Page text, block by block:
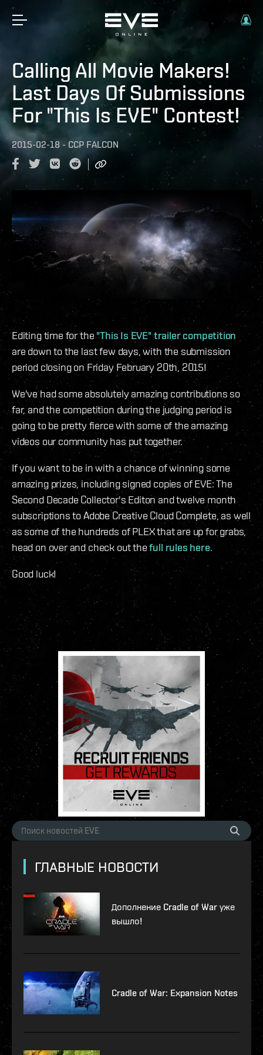
Calling All Movie Makers!
Last Days Of Submissions
For "This Is EVE" Contest!
2015-02-18 - CCP FALCON
Editing time for the"This Is EVE" trailer competition
are down to the last few days, with the submission
period closing on Friday February 20th, 2015!
We've had some absolutely amazing contributions so
far, and the competition during the judging period is
going to be pretty fierce with some of the amazing
videos our community has put together.
If you want to be in with a chance of winning some
amazing prizes, including signed copies of EVE: The
Second Decade Collector's Editon and twelve month
subscriptions to Adobe Creative Cloud Complete, as well
as some of the hundreds of PLEX that are up for grabs,
head on over and check out thefull rules here.
Good luck!
ГЛАВНЫЕ НОВОСТИ
Дополнение Cradle of War уже
вышло!
Cradle of War: Expansion Notes